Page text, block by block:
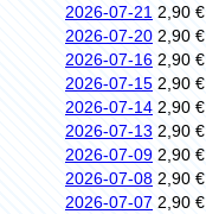
2026-07-21 2,90 €
2026-07-20 2,90 €
2026-07-16 2,90 €
2026-07-15 2,90 €
2026-07-14 2,90 €
2026-07-13 2,90 €
2026-07-09 2,90 €
2026-07-08 2,90 €
2026-07-07 2,90 €